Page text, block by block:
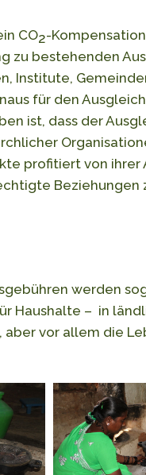
CO2-
zu bestehenden
Institute,
für den
ist, dass der
profitiert von ihrer
Beziehungen
werden
Haushalte – in
aber vor allem die